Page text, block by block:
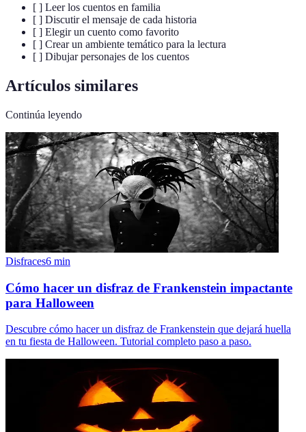
[ ] Leer los cuentos en familia
[ ] Discutir el mensaje de cada historia
[ ] Elegir un cuento como favorito
[ ] Crear un ambiente temático para la lectura
[ ] Dibujar personajes de los cuentos
Artículos similares
Continúa leyendo
Disfraces6 min
Cómo hacer un disfraz de Frankenstein impactante
para Halloween
Descubre cómo hacer un disfraz de Frankenstein que dejará huella
en tu fiesta de Halloween. Tutorial completo paso a paso.